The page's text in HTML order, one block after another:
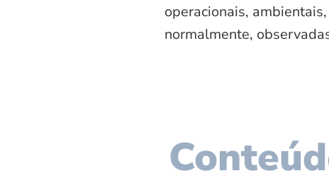
operacionais,
normalmente,